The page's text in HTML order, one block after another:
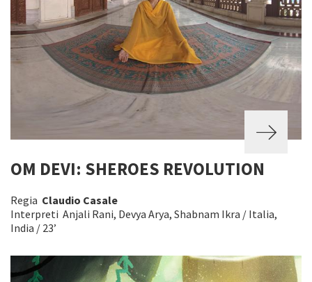
OM DEVI: SHEROES REVOLUTION
Regia Claudio Casale
Interpreti Anjali Rani, Devya Arya, Shabnam Ikra / Italia,
India / 23’